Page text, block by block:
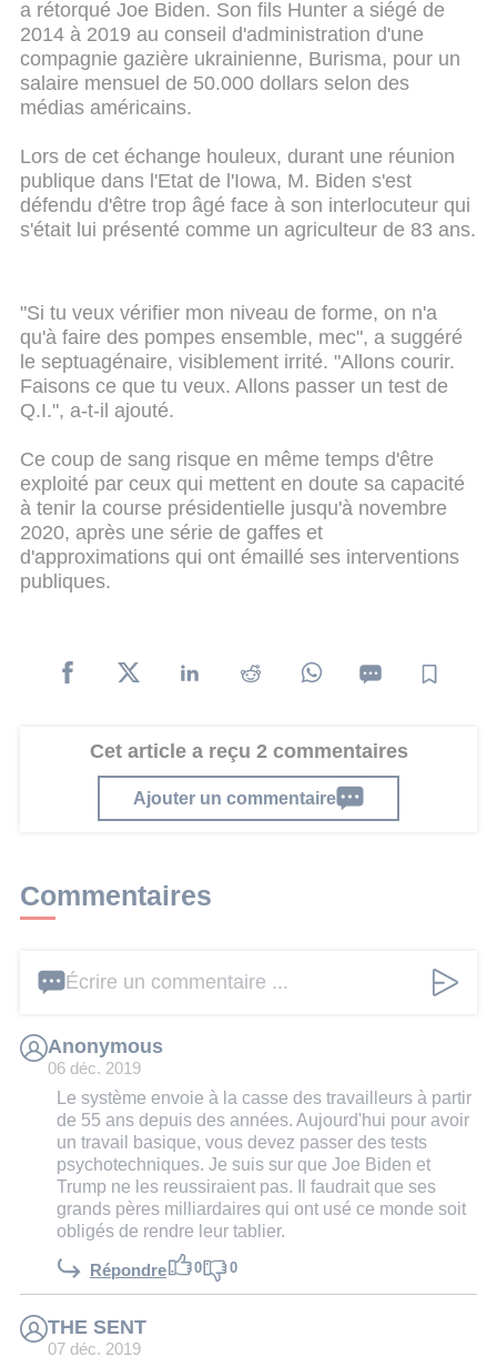
a rétorqué Joe Biden. Son fils Hunter a siégé de
2014 à 2019 au conseil d'administration d'une
compagnie gazière ukrainienne, Burisma, pour un
salaire mensuel de 50.000 dollars selon des
médias américains.
Lors de cet échange houleux, durant une réunion
publique dans l'Etat de l'Iowa, M. Biden s'est
défendu d'être trop âgé face à son interlocuteur qui
s'était lui présenté comme un agriculteur de 83 ans.
"Si tu veux vérifier mon niveau de forme, on n'a
qu'à faire des pompes ensemble, mec", a suggéré
le septuagénaire, visiblement irrité. "Allons courir.
Faisons ce que tu veux. Allons passer un test de
Q.I.", a-t-il ajouté.
Ce coup de sang risque en même temps d'être
exploité par ceux qui mettent en doute sa capacité
à tenir la course présidentielle jusqu'à novembre
2020, après une série de gaffes et
d'approximations qui ont émaillé ses interventions
publiques.
Cet article a reçu 2 commentaires
Ajouter un commentaire
Commentaires
Écrire un commentaire ...
Anonymous
06 déc. 2019
Le système envoie à la casse des travailleurs à partir
de 55 ans depuis des années. Aujourd'hui pour avoir
un travail basique, vous devez passer des tests
psychotechniques. Je suis sur que Joe Biden et
Trump ne les reussiraient pas. Il faudrait que ses
grands pères milliardaires qui ont usé ce monde soit
obligés de rendre leur tablier.
Répondre 0 0
THE SENT
07 déc. 2019